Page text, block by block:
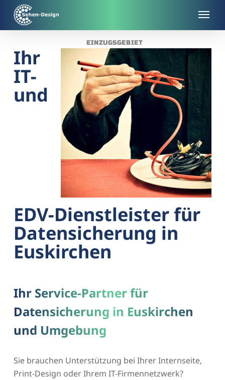
main
EINZUGSGEBIET
Ihr
IT-
und
EDV-Dienstleister für
Datensicherung in
Euskirchen
Ihr Service-Partner für
Datensicherung in Euskirchen
und Umgebung
Sie brauchen Unterstützung bei Ihrer Internseite,
Print-Design oder Ihrem IT-Firmennetzwerk?